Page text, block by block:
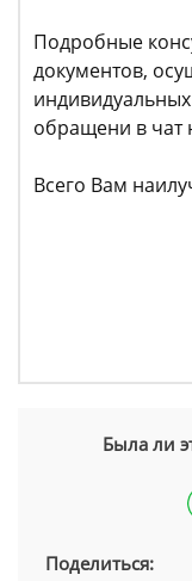
Подробные
документов,
обращени в чат
Всего Вам
Была ли
Поделиться: